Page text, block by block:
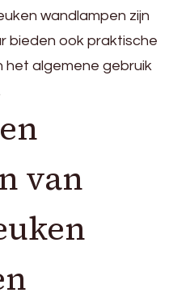
wandlampen zijn
bieden ook praktische
het algemene gebruik
van